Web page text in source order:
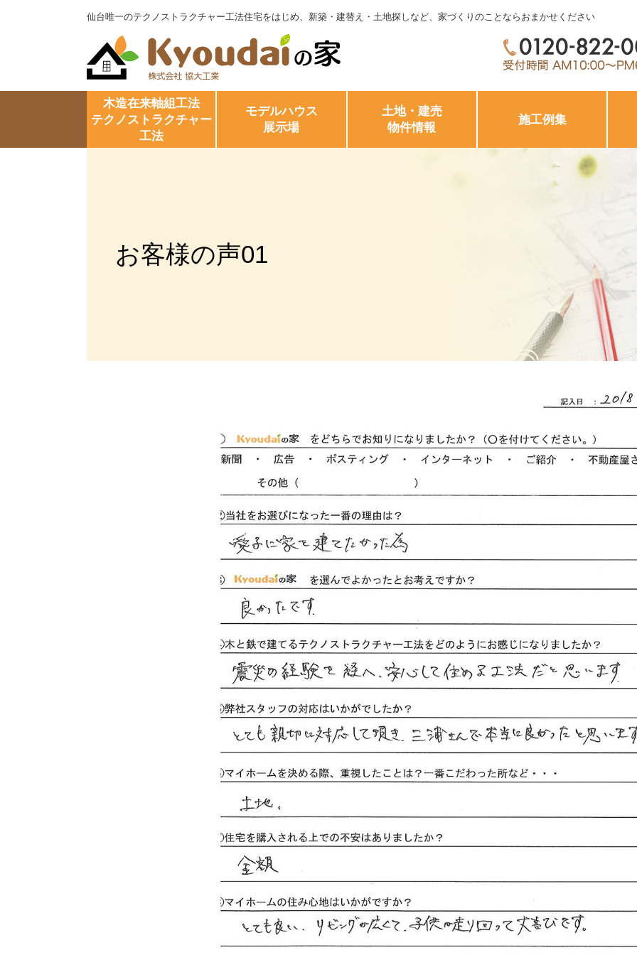
仙台唯一のテクノストラクチャー工法住宅をはじめ、新築・建替え・土地探しなど、家づくりのことならおまかせください
木造在来軸組工法
テクノストラクチャー
工法
モデルハウス
展示場
土地・建売
物件情報
施工例集
お客様の声01